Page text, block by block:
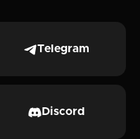
Telegram
Discord